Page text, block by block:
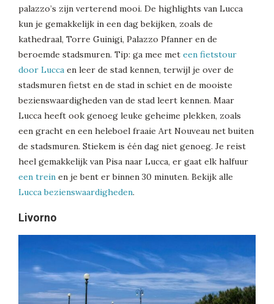
palazzo’s zijn verterend mooi. De highlights van Lucca
kun je gemakkelijk in een dag bekijken, zoals de
kathedraal, Torre Guinigi, Palazzo Pfanner en de
beroemde stadsmuren. Tip: ga mee met een fietstour
door Lucca en leer de stad kennen, terwijl je over de
stadsmuren fietst en de stad in schiet en de mooiste
bezienswaardigheden van de stad leert kennen. Maar
Lucca heeft ook genoeg leuke geheime plekken, zoals
een gracht en een heleboel fraaie Art Nouveau net buiten
de stadsmuren. Stiekem is één dag niet genoeg. Je reist
heel gemakkelijk van Pisa naar Lucca, er gaat elk halfuur
een trein en je bent er binnen 30 minuten. Bekijk alle
Lucca bezienswaardigheden.
Livorno